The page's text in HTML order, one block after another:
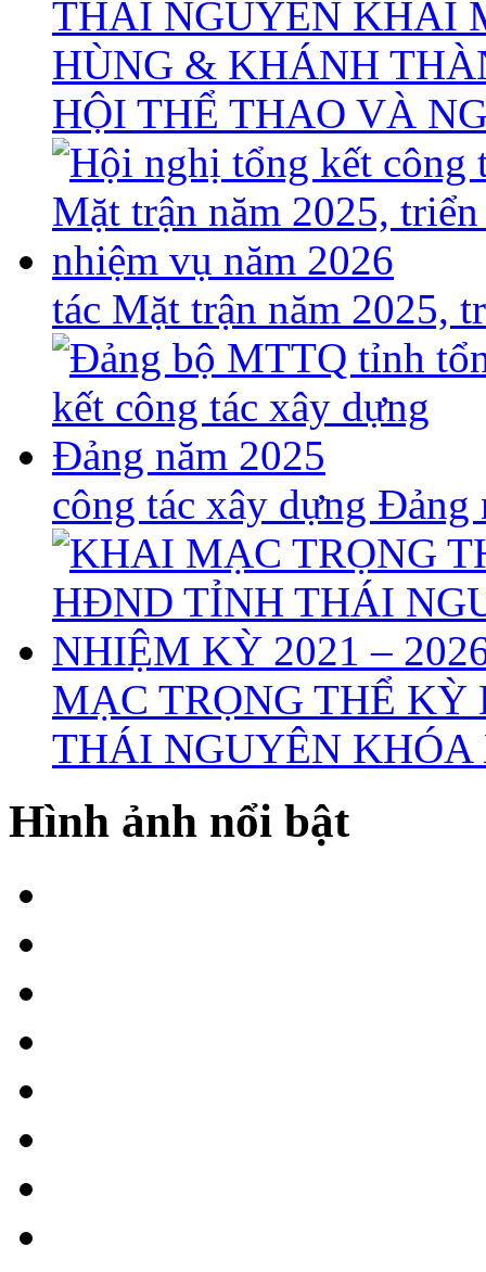
THÁI NGUYÊN KHAI
HÙNG & KHÁNH
HỘI THỂ THAO VÀ
tác Mặt trận năm 2025,
công tác xây dựng Đảng
MẠC TRỌNG THỂ
THÁI NGUYÊN KHÓA
Hình ảnh nổi bật